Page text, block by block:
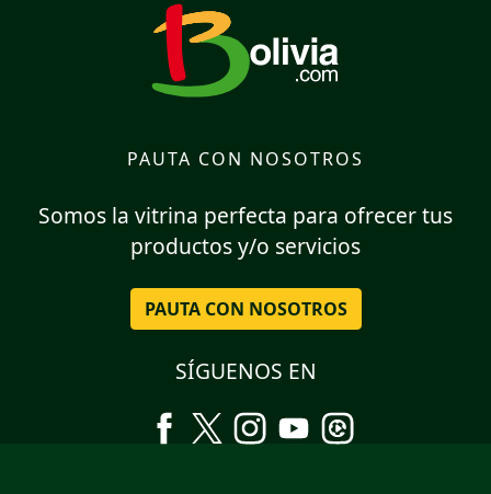
PAUTA CON NOSOTROS
Somos la vitrina perfecta para ofrecer tus
productos y/o servicios
PAUTA CON NOSOTROS
SÍGUENOS EN